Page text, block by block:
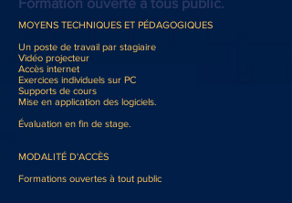
MOYENS TECHNIQUES ET PÉDAGOGIQUES
Un poste de travail par stagiaire
Vidéo projecteur
Accès internet
Exercices individuels sur PC
Supports de cours
Mise en application des logiciels.
Évaluation en fin de stage.
MODALITÉ D'ACCÈS
Formations ouvertes à tout public
Formation ouverte à tous public.